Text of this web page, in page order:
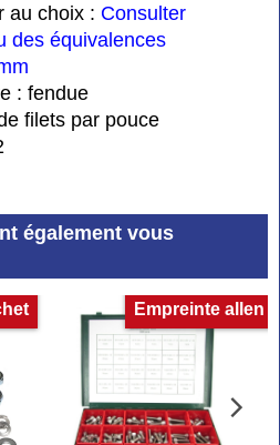
au choix : Consulter
des équivalences
: fendue
filets par pouce
également vous
Empreinte allen